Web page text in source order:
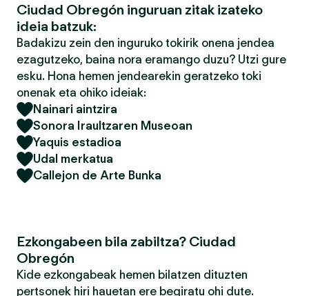
Ciudad Obregón inguruan zitak izateko
ideia batzuk:
Badakizu zein den inguruko tokirik onena jendea
ezagutzeko, baina nora eramango duzu? Utzi gure
esku. Hona hemen jendearekin geratzeko toki
onenak eta ohiko ideiak:
Nainari aintzira
Sonora Iraultzaren Museoan
Yaquis estadioa
Udal merkatua
Callejon de Arte Bunka
Ezkongabeen bila zabiltza? Ciudad
Obregón
Kide ezkongabeak hemen bilatzen dituzten
pertsonek hiri hauetan ere begiratu ohi dute.